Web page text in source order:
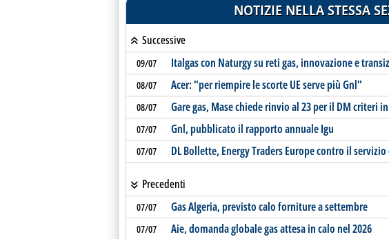
NOTIZIE NELLA STESSA
Successive
09/07 Italgas con Naturgy su reti gas, innovazione e
08/07 Acer: "per riempire le scorte UE serve più Gnl"
08/07 Gare gas, Mase chiede rinvio al 23 per il DM criteri
07/07 Gnl, pubblicato il rapporto annuale Igu
07/07 DL Bollette, Energy Traders Europe contro il
Precedenti
07/07 Gas Algeria, previsto calo forniture a settembre
07/07 Aie, domanda globale gas attesa in calo nel 2026